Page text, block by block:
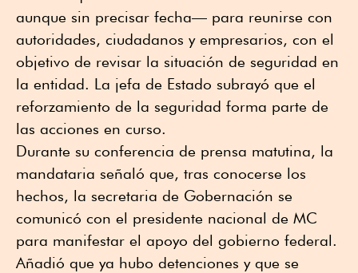
aunque sin precisar fecha— para reunirse con
autoridades, ciudadanos y empresarios, con el
objetivo de revisar la situación de seguridad en
la entidad. La jefa de Estado subrayó que el
reforzamiento de la seguridad forma parte de
las acciones en curso.
Durante su conferencia de prensa matutina, la
mandataria señaló que, tras conocerse los
hechos, la secretaria de Gobernación se
comunicó con el presidente nacional de MC
para manifestar el apoyo del gobierno federal.
Añadió que ya hubo detenciones y que se